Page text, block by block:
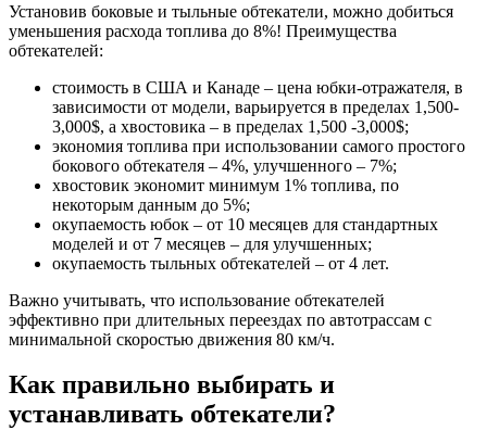
Установив боковые и тыльные обтекатели, можно добиться
уменьшения расхода топлива до 8%! Преимущества
обтекателей:
стоимость в США и Канаде – цена юбки-отражателя, в
зависимости от модели, варьируется в пределах 1,500-
3,000$, а хвостовика – в пределах 1,500 -3,000$;
экономия топлива при использовании самого простого
бокового обтекателя – 4%, улучшенного – 7%;
хвостовик экономит минимум 1% топлива, по
некоторым данным до 5%;
окупаемость юбок – от 10 месяцев для стандартных
моделей и от 7 месяцев – для улучшенных;
окупаемость тыльных обтекателей – от 4 лет.
Важно учитывать, что использование обтекателей
эффективно при длительных переездах по автотрассам с
минимальной скоростью движения 80 км/ч.
Как правильно выбирать и
устанавливать обтекатели?